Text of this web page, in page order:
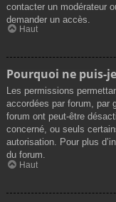
contacter un modérateur
demander un accès.
Haut
Pourquoi ne puis-
Les permissions
accordées par forum, par
forum ont peut-être
concerné, ou seuls
autorisation. Pour plus
du forum.
Haut